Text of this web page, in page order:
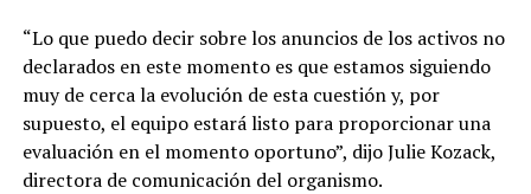
“Lo que puedo decir sobre los anuncios de los activos no
declarados en este momento es que estamos siguiendo
muy de cerca la evolución de esta cuestión y, por
supuesto, el equipo estará listo para proporcionar una
evaluación en el momento oportuno”, dijo Julie Kozack,
directora de comunicación del organismo.